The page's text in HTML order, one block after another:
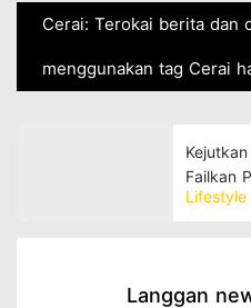
Cerai: Terokai berita dan
menggunakan tag Cerai
Lifestyle
Failkan
Pemilik
Langgan